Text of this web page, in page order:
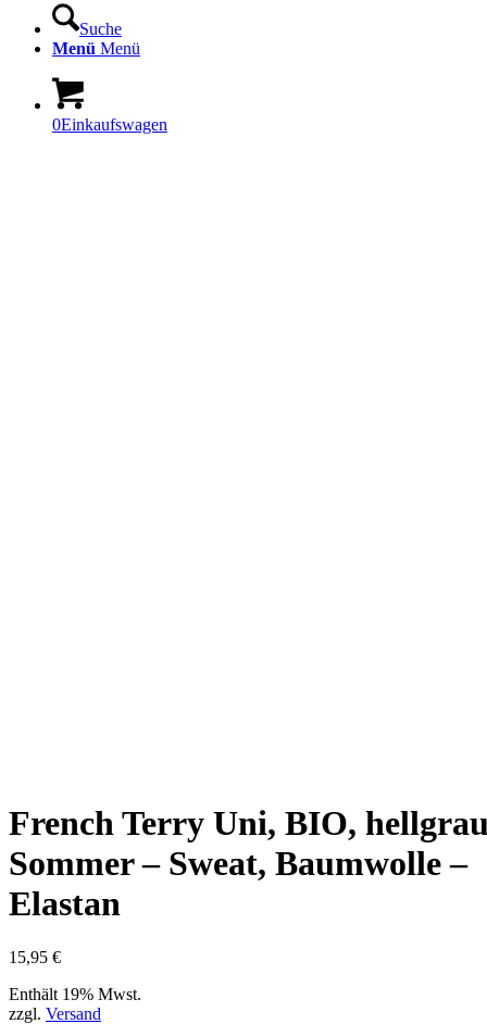
Suche
Menü Menü
0Einkaufswagen
French Terry Uni, BIO,
Sommer – Sweat, Baumwolle –
Elastan
15,95 €
Enthält 19% Mwst.
zzgl. Versand